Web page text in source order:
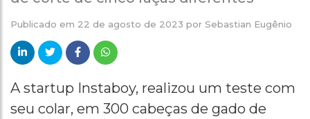
Publicado em 22 de agosto de 2023 por Sebastian Eugênio
A startup Instaboy, realizou um teste com
seu colar, em 300 cabeças de gado de